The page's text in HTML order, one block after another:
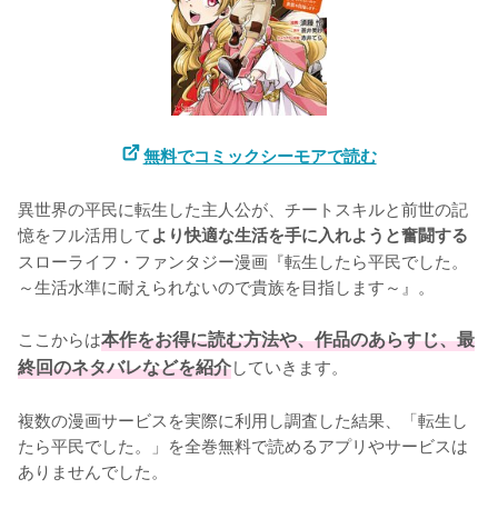
無料でコミックシーモアで読む
異世界の平民に転生した主人公が、チートスキルと前世の記
憶をフル活用してより快適な生活を手に入れようと奮闘する
スローライフ・ファンタジー漫画『転生したら平民でした。
～生活水準に耐えられないので貴族を目指します～』。
ここからは本作をお得に読む方法や、作品のあらすじ、最
終回のネタバレなどを紹介していきます。
複数の漫画サービスを実際に利用し調査した結果、「転生し
たら平民でした。」を全巻無料で読めるアプリやサービスは
ありませんでした。